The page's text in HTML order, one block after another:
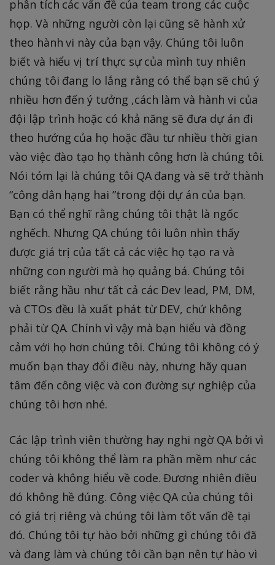
phân tích các vấn đề của team trong các cuộc
họp. Và những người còn lại cũng sẽ hành xử
theo hành vi này của bạn vậy. Chúng tôi luôn
biết và hiểu vị trí thực sự của mình tuy nhiên
chúng tôi đang lo lắng rằng có thể bạn sẽ chú ý
nhiều hơn đến ý tưởng ,cách làm và hành vi của
đội lập trình hoặc có khả năng sẽ đưa dự án đi
theo hướng của họ hoặc đầu tư nhiều thời gian
vào việc đào tạo họ thành công hơn là chúng tôi.
Nói tóm lại là chúng tôi QA đang và sẽ trở thành
“công dân hạng hai ”trong đội dự án của bạn.
Bạn có thể nghĩ rằng chúng tôi thật là ngốc
nghếch. Nhưng QA chúng tôi luôn nhìn thấy
được giá trị của tất cả các việc họ tạo ra và
những con người mà họ quảng bá. Chúng tôi
biết rằng hầu như tất cả các Dev lead, PM, DM,
và CTOs đều là xuất phát từ DEV, chứ không
phải từ QA. Chính vì vậy mà bạn hiểu và đồng
cảm với họ hơn chúng tôi. Chúng tôi không có ý
muốn bạn thay đổi điều này, nhưng hãy quan
tâm đến công việc và con đường sự nghiệp của
chúng tôi hơn nhé.
Các lập trình viên thường hay nghi ngờ QA bởi vì
chúng tôi không thể làm ra phần mềm như các
coder và không hiểu về code. Đương nhiên điều
đó không hề đúng. Công việc QA của chúng tôi
có giá trị riêng và chúng tôi làm tốt vấn đề tại
đó. Chúng tôi tự hào bởi những gì chúng tôi đã
và đang làm và chúng tôi cần bạn nên tự hào vì